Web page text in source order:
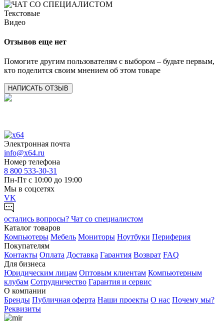
Текстовые
Видео
Отзывов еще нет
Помогите другим пользователям с выбором – будьте первым,
кто поделится своим мнением об этом товаре
НАПИСАТЬ ОТЗЫВ
Электронная почта
info@x64.ru
Номер телефона
8 800 533-30-31
Пн-Пт с 10:00 до 19:00
Мы в соцсетях
VK
остались вопросы? Чат со специалистом
Каталог товаров
Компьютеры Мебель Мониторы Ноутбуки Периферия
Покупателям
Контакты Оплата Доставка Гарантия Возврат FAQ
Для бизнеса
Юридическим лицам Оптовым клиентам Компьютерным
клубам Сотрудничество Гарантия и сервис
О компании
Бренды Публичная оферта Наши проекты О нас Почему мы?
Реквизиты